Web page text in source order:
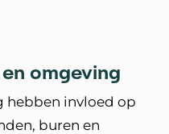
omgeving
hebben invloed op
buren en